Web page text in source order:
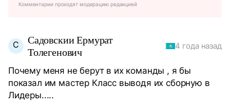
Комментарии проходят модерацию редакцией
С
Садовскии Ермурат
Толегенович
4 года назад
Почему меня не берут в их команды , я бы
показал им мастер Класс выводя их сборную в
Лидеры.....